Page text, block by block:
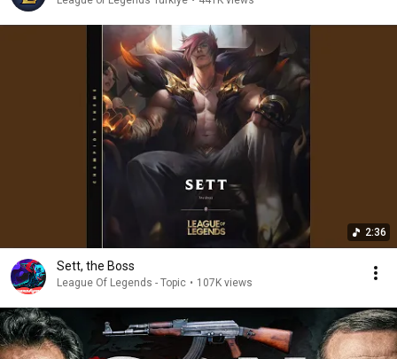
2:36
Sett, the Boss
League Of Legends - Topic • 107K views